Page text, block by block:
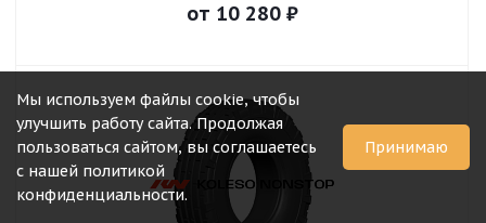
от 10 280₽
Мы используем файлы cookie, чтобы
улучшить работу сайта. Продолжая
пользоваться сайтом, вы соглашаетесь
с нашей политикой
конфиденциальности.
Принимаю